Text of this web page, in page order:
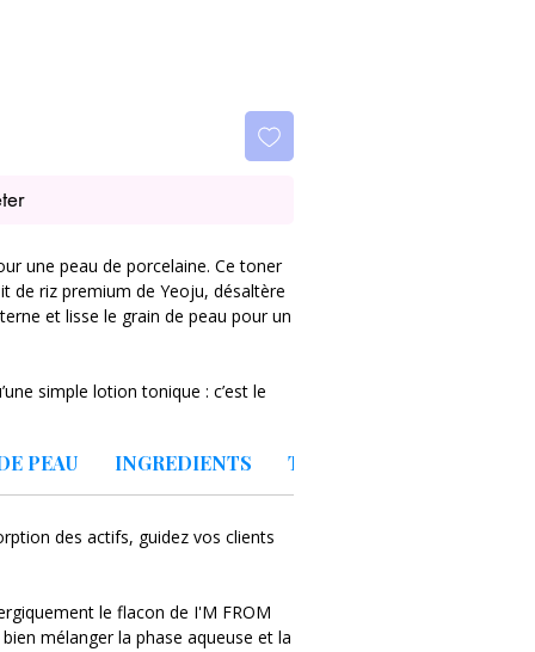
une peau de porcelaine. Ce toner
de riz premium de Yeoju, désaltère
et lisse le grain de peau pour un
simple lotion tonique : c’est le
richesse de ses céréales, ce toner
minéraux essentiels à la vitalité
pour créer un véritable voile
: il exfolie en douceur les
PEAU INGREDIENTS TEXTURE
des actifs, guidez vos clients
le flacon de I'M FROM
mélanger la phase aqueuse et la